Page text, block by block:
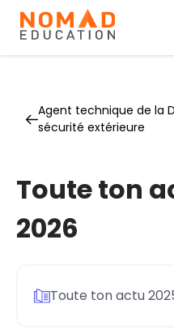
Agent technique de la
sécurité extérieure
Toute ton
2026
Toute ton actu